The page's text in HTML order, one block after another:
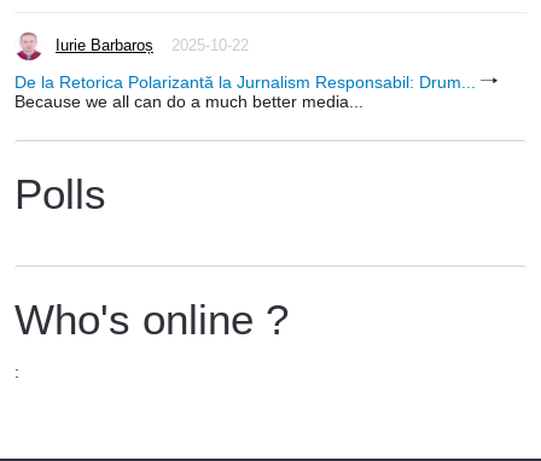
Iurie Barbaroș 2025-10-22
De la Retorica Polarizantă la Jurnalism Responsabil: Drum...
Because we all can do a much better media...
Polls
Who's online ?
: